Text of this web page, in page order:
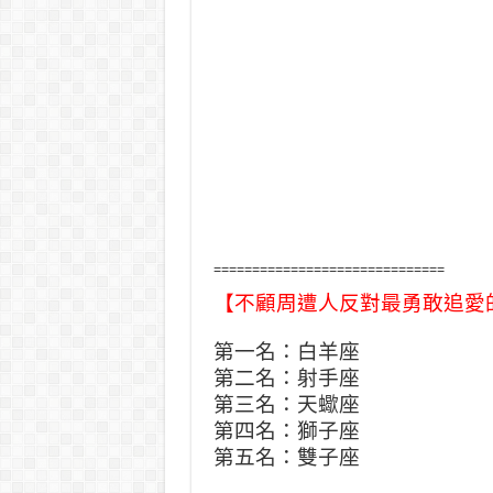
==============================
【不顧周遭人反對最勇敢追
第一名：白羊座
第二名：射手座
第三名：天蠍座
第四名：獅子座
第五名：雙子座